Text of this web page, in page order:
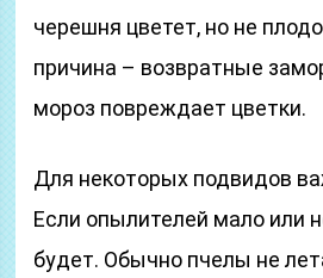
черешня цветет, но не
причина – возвратные
мороз повреждает цветки.
Для некоторых подвидов
Если опылителей мало или
будет. Обычно пчелы не